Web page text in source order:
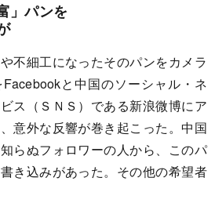
」パンを
不細工になったそのパンをカメラ
と中国のソーシャル・ネ
ス（ＳＮＳ）である新浪微博にア
意外な反響が巻き起こった。中国
らぬフォロワーの人から、このパ
き込みがあった。その他の希望者